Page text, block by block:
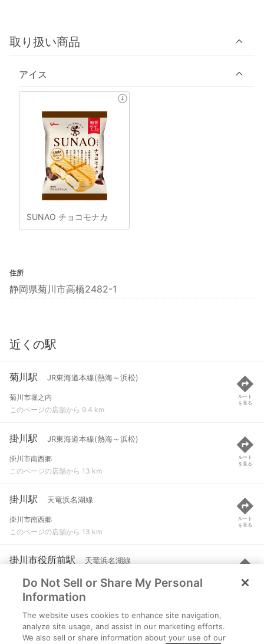
取り扱い商品
アイス
SUNAO チョコモナカ
住所
静岡県菊川市高橋2482-1
近くの駅
菊川駅 JR東海道本線(熱海～浜松)
菊川市堀之内
このページの店舗から 9.4 km
ルート
を見る
掛川駅 JR東海道本線(熱海～浜松)
掛川市南西郷
このページの店舗から 13 km
ルート
を見る
掛川駅 天竜浜名湖線
掛川市南西郷
このページの店舗から 13 km
ルート
を見る
掛川市役所前駅 天竜浜名湖線
掛川市下俣ノ谷
このページの店舗から 13.9 km
ルート
を見る
西掛川駅 天竜浜名湖線
掛川市大池
Do Not Sell or Share My Personal
Information
The website uses cookies to enhance site navigation,
analyze site usage, and assist in our marketing efforts.
We also sell or share information about your use of our